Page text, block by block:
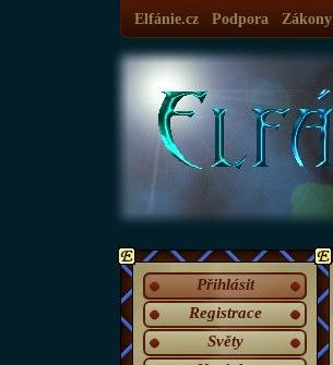
Elfánie.cz Podpora Zákony
Přihlásit
Registrace
Světy